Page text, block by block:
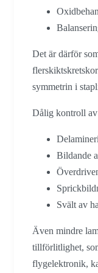
Det är därför
symmetrin i
Dålig kontroll
Bildande
Svält av
Även mindre
tillförlitlighet,
flygelektronik,